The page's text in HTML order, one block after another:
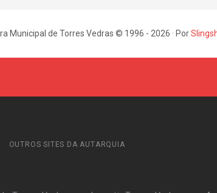
Municipal de Torres Vedras © 1996 - 2026 · Por
OUTROS SITES DA AUTARQUIA